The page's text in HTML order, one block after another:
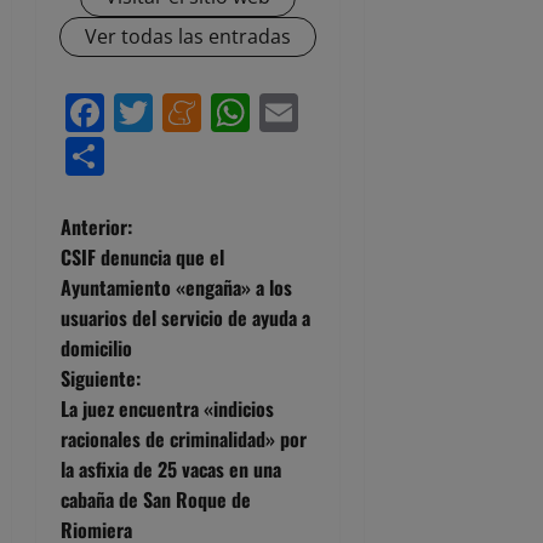
Ver todas las entradas
Facebook
Twitter
Meneame
WhatsApp
N
a
v
e
g
a
Anterior:
CSIF denuncia que el
Ayuntamiento «engaña» a los
usuarios del servicio de ayuda a
domicilio
Siguiente:
La juez encuentra «indicios
racionales de criminalidad» por
la asfixia de 25 vacas en una
cabaña de San Roque de
Riomiera